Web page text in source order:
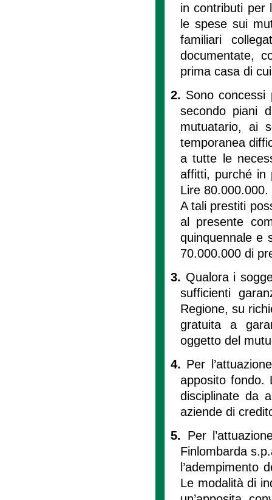
in contributi per
le spese sui
familiari
documentate,
prima casa di
2. Sono concessi
secondo piani
mutuatario, ai
temporanea
a tutte le
affitti, purché in
Lire
A tali prestiti
al presente
quinquennale e
70.000.000 di
3. Qualora i
sufficienti
Regione, su
gratuita a
oggetto del
4. Per
apposito fondo.
disciplinate da
aziende di
5. Per
Finlombarda
l’adempimento
Le modalità di